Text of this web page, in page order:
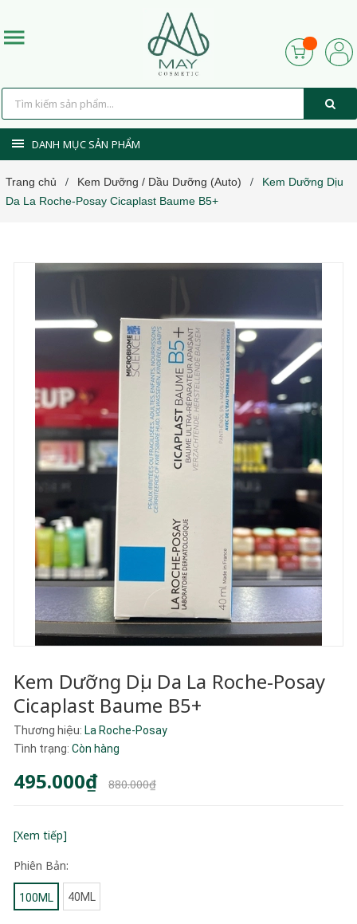
DANH MỤC SẢN PHẨM
Trang chủ / Kem Dưỡng / Dầu Dưỡng (Auto) /
Kem Dưỡng Dịu
Da La Roche-Posay Cicaplast Baume B5+
Kem Dưỡng Dịu Da La Roche-Posay
Cicaplast Baume B5+
Thương hiệu: La Roche-Posay
Tình trạng: Còn hàng
495.000₫ 880.000₫
[Xem tiếp]
Phiên Bản:
100ML 40ML